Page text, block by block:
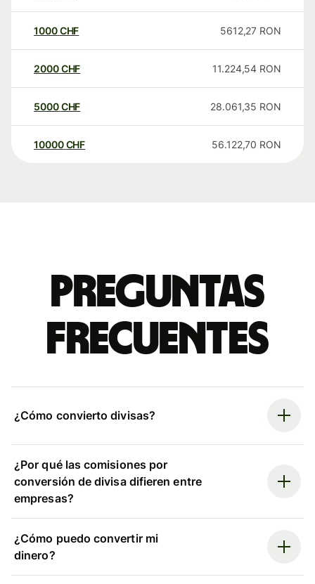
1000CHF 5612,27 RON
2000CHF 11.224,54 RON
5000CHF 28.061,35 RON
10000 CHF 56.122,70 RON
Preguntas
frecuentes
¿Cómo convierto divisas?
¿Por qué las comisiones por
conversión de divisa difieren entre
empresas?
¿Cómo puedo convertir mi
dinero?